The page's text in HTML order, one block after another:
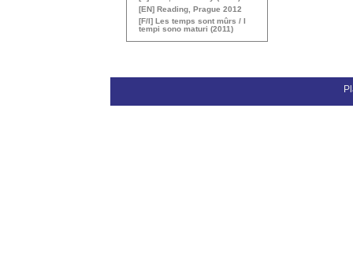
[EN] Reading, Prague 2012
[F/I] Les temps sont mûrs / I
tempi sono maturi (2011)